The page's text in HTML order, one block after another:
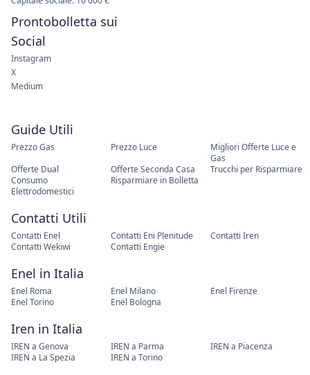
Guide Utili
Prezzo Gas Prezzo Luce
Migliori Offerte Luce e
Gas
Offerte Dual
Offerte Seconda Casa
Trucchi per Risparmiare
Consumo
Elettrodomestici
Risparmiare in Bolletta
Contatti Utili
Contatti Enel Contatti Eni Plenitude
Contatti Iren
Contatti Wekiwi
Contatti Engie
Enel in Italia
Enel Roma Enel Milano
Enel Firenze
Enel Torino
Enel Bologna
Iren in Italia
IREN a Genova IREN a Parma
IREN a Piacenza
IREN a La Spezia
IREN a Torino
Prontobolletta sui
Social
Instagram
X
Medium